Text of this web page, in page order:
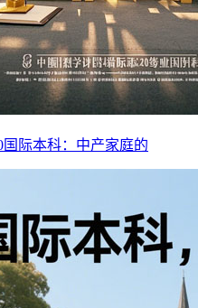
际本科：中产家庭的